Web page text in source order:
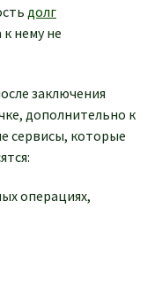
долг
нему не
заключения
дополнительно к
сервисы, которые
операциях,